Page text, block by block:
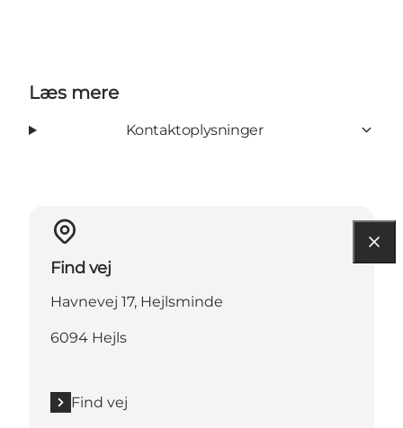
Læs mere
Kontaktoplysninger
Find vej
Havnevej 17, Hejlsminde
6094 Hejls
Find vej